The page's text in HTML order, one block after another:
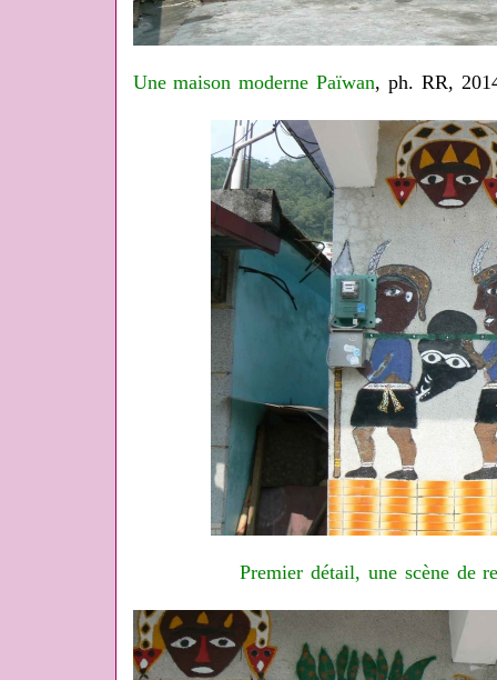
Une maison moderne Païwan, ph. RR,
Premier détail, une scène de